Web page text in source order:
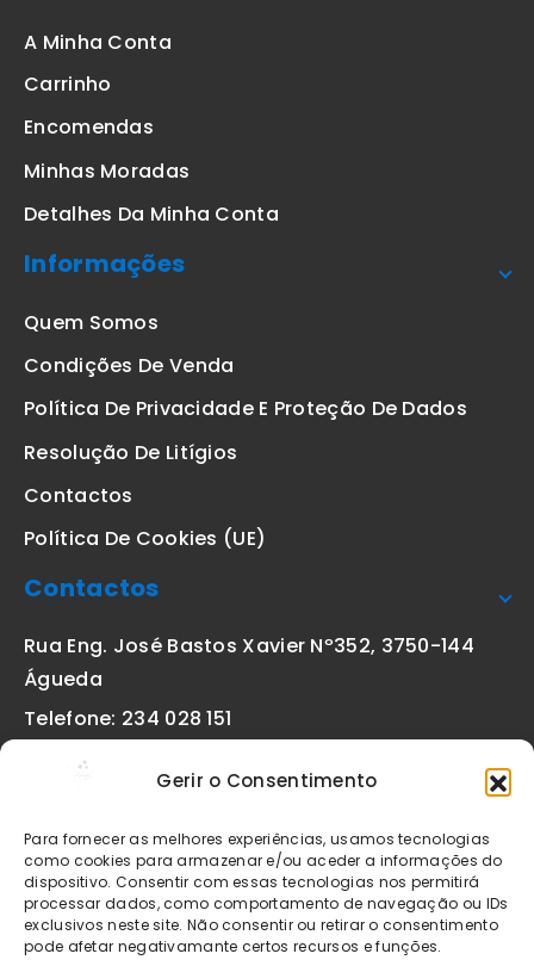
Gerir o Consentimento
Para fornecer as melhores experiências, usamos tecnologias
como cookies para armazenar e/ou aceder a informações do
dispositivo. Consentir com essas tecnologias nos permitirá
processar dados, como comportamento de navegação ou IDs
exclusivos neste site. Não consentir ou retirar o consentimento
pode afetar negativamante certos recursos e funções.
A Minha Conta
Carrinho
Encomendas
Minhas Moradas
Detalhes Da Minha Conta
Informações
Quem Somos
Condições De Venda
Política De Privacidade E Proteção De Dados
Resolução De Litígios
Contactos
Política De Cookies (UE)
Contactos
Rua Eng. José Bastos Xavier Nº352, 3750-144
Águeda
Telefone: 234 028 151
geral@etiquetas-online.pt
Os preços indicados incluem IVA à taxa legal em vigor. Todos
os artigos apresentados no site encontram-se sujeitos à
disponibilidade de stock após confirmação da encomenda. As